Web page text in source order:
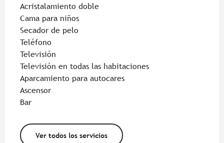
Acristalamiento doble
Cama para niños
Secador de pelo
Teléfono
Televisión
Televisión en todas las habitaciones
Aparcamiento para autocares
Ascensor
Bar
Ver todos los servicios